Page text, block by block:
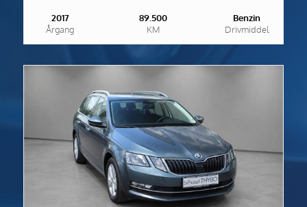
2017
Årgang
89.500
KM
Benzin
Drivmiddel